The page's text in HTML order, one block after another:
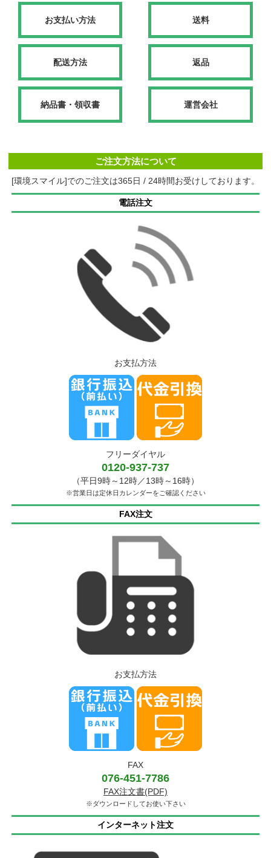
お支払い方法 送料
配送方法 返品
納品書・領収書 運営会社
ご注文方法について
[環境スマイル]でのご注文は365日 / 24時間お受けしております。
電話注文
お支払方法
フリーダイヤル
0120-937-737
（平日9時～12時／13時～16時）
※営業日は定休日カレンダーをご確認ください
FAX注文
お支払方法
FAX
076-451-7786
FAX注文書(PDF)
※ダウンロードしてお使い下さい
インターネット注文